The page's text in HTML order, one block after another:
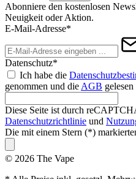
Abonniere den kostenlosen
Neuigkeit oder Aktion.
E-Mail-Adresse*
Datenschutz*
Ich habe die
genommen und die AGB
Diese Seite ist durch
Datenschutzrichtlinie und
Die mit einem Stern (*)
© 2026 The Vape